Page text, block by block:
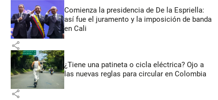
Comienza la presidencia de De la Espriella:
así fue el juramento y la imposición de banda
en Cali
share
¿Tiene una patineta o cicla eléctrica? Ojo a
las nuevas reglas para circular en Colombia
share